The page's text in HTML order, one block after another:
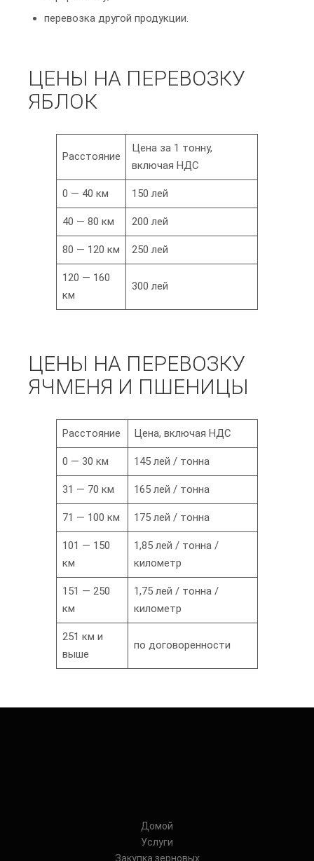
перевозка другой продукции.
ЦЕНЫ НА ПЕРЕВОЗКУ
ЯБЛОК
Расстояние
Цена за 1 тонну,
включая НДС
0 — 40 км 150 лей
40 — 80 км 200 лей
80 — 120 км 250 лей
120 — 160
км
300 лей
ЦЕНЫ НА ПЕРЕВОЗКУ
ЯЧМЕНЯ И ПШЕНИЦЫ
Расстояние Цена, включая НДС
0 — 30 км 145 лей / тонна
31 — 70 км 165 лей / тонна
71 — 100 км 175 лей / тонна
101 — 150
км
1,85 лей / тонна /
километр
151 — 250
км
1,75 лей / тонна /
километр
251 км и
выше
по договоренности
Домой
Услуги
Закупка зерновых